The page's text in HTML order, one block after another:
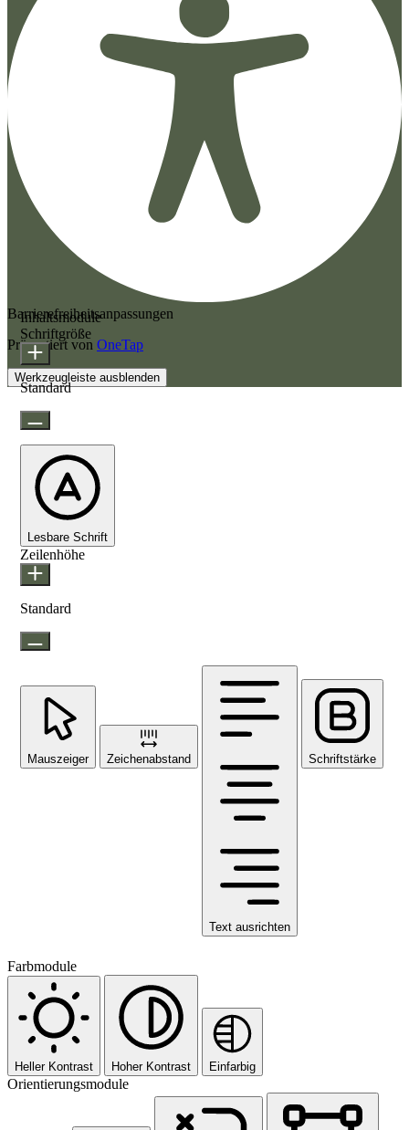
Barrierefreiheitsanpassungen
Präsentiert von OneTap
Werkzeugleiste ausblenden
Inhaltsmodule
Schriftgröße
Standard
Lesbare Schrift
Zeilenhöhe
Standard
Mauszeiger Zeichenabstand
Text ausrichten
Schriftstärke
Farbmodule
Heller Kontrast Hoher Kontrast Einfarbig
Orientierungsmodule